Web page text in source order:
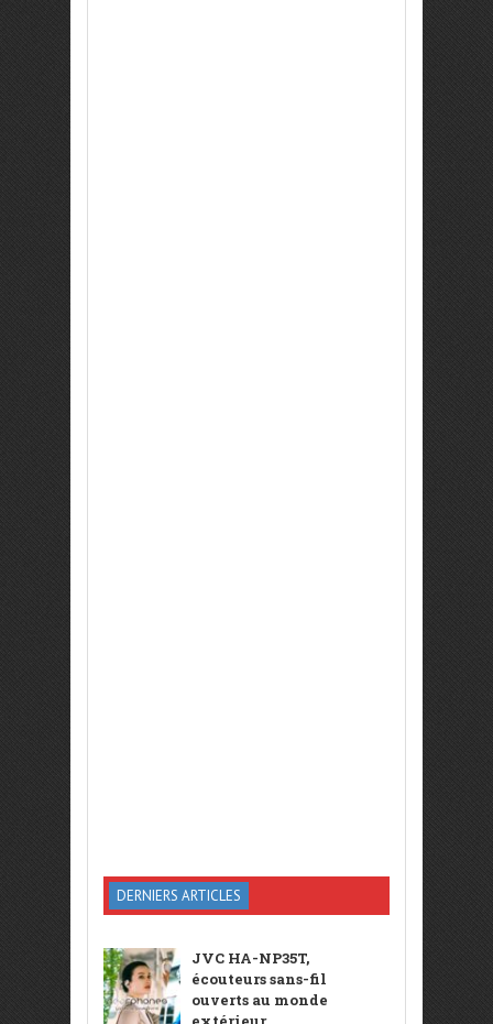
DERNIERS ARTICLES
JVC HA-NP35T,
écouteurs sans-fil
ouverts au monde